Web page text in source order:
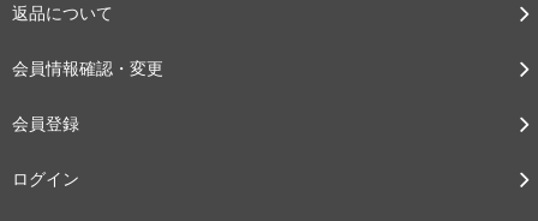
返品について
会員情報確認・変更
会員登録
ログイン